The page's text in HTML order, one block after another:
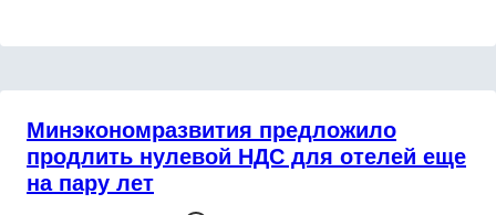
Минэкономразвития предложило
продлить нулевой НДС для отелей еще
на пару лет